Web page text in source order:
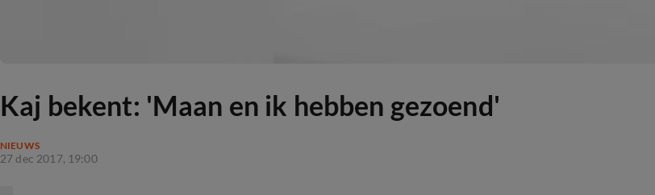
Kaj bekent: 'Maan en ik hebben gezoend'
NIEUWS
27 dec 2017, 19:00